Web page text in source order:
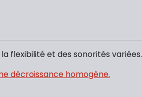
flexibilité et des sonorités variées.
décroissance homogène.